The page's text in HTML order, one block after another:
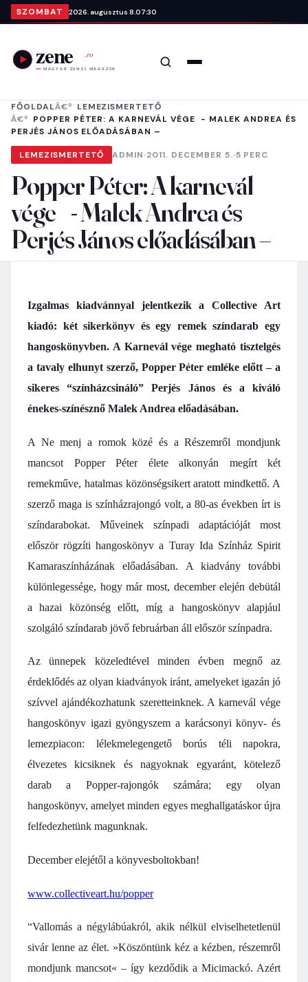
Ugrás a tartalomra
SZOMBAT 2026. augusztus 8. 07:30
Keresés
FŐOLDAL
LEMEZISMERTETŐ
POPPER PÉTER: A KARNEVÁL VÉGE - MALEK ANDREA ÉS
PERJÉS JÁNOS ELŐADÁSÁBAN –
LEMEZISMERTETŐ ADMIN·2011. DECEMBER 5.·5 PERC
Popper Péter: A karnevál
vége - Malek Andrea és
Perjés János előadásában –
Izgalmas kiadvánnyal jelentkezik a Collective Art
kiadó: két sikerkönyv és egy remek színdarab egy
hangoskönyvben. A Karnevál vége megható tisztelgés
a tavaly elhunyt szerző, Popper Péter emléke előtt – a
sikeres “színházcsináló” Perjés János és a kiváló
énekes-színésznő Malek Andrea előadásában.
A Ne menj a romok közé és a Részemről mondjunk
mancsot Popper Péter élete alkonyán megírt két
remekműve, hatalmas közönségsikert aratott mindkettő. A
szerző maga is színházrajongó volt, a 80-as években írt is
színdarabokat. Műveinek színpadi adaptációját most
először rögzíti hangoskönyv a Turay Ida Színház Spirit
Kamaraszínházának előadásában. A kiadvány további
különlegessége, hogy már most, december elején debütál
a hazai közönség előtt, míg a hangoskönyv alapjául
szolgáló színdarab jövő februárban áll először színpadra.
Az ünnepek közeledtével minden évben megnő az
érdeklődés az olyan kiadványok iránt, amelyeket igazán jó
szívvel ajándékozhatunk szeretteinknek. A karnevál vége
hangoskönyv igazi gyöngyszem a karácsonyi könyv- és
lemezpiacon: lélekmelegengető borús téli napokra,
élvezetes kicsiknek és nagyoknak egyaránt, kötelező
darab a Popper-rajongók számára; egy olyan
hangoskönyv, amelyet minden egyes meghallgatáskor újra
felfedezhetünk magunknak.
December elejétől a könyvesboltokban!
www.collectiveart.hu/popper
“Vallomás a négylábúakról, akik nélkül elviselhetetlenül
sivár lenne az élet. »Köszöntünk kéz a kézben, részemről
mondjunk mancsot« – így kezdődik a Micimackó. Azért